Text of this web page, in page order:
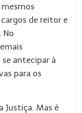
de reitor e
No
antecipar à
para os
Justiça. Mas é